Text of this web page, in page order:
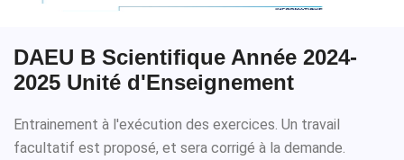
DAEU B Scientifique Année 2024-
2025 Unité d'Enseignement
Entrainement à l'exécution des exercices. Un travail
facultatif est proposé, et sera corrigé à la demande.